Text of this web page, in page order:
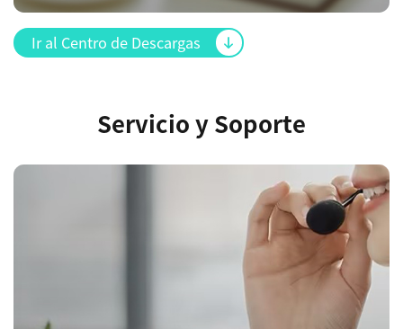
Ir al Centro de Descargas
Servicio y Soporte